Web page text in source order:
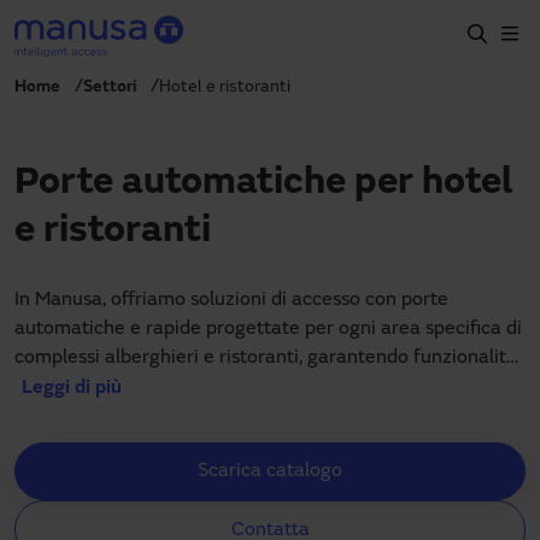
Salta al contenuto principale
Progetti
Chi siamo
+39 035 0403069
italia@manusa.com
Home Settori Hotel e ristoranti
Porte automatiche per hotel
e ristoranti
In Manusa, offriamo soluzioni di accesso con porte
automatiche e rapide progettate per ogni area specifica di
complessi alberghieri e ristoranti, garantendo funzionalità,
accessibilità ed estetica in ogni spazio.
Per il settore alberghiero, le nostre porte automatiche
coprono tutte le esigenze: dall’ingresso principale fino alla
settorizzazione degli interni e alle aree ad accesso
ristretto. Queste soluzioni di controllo accessi garantiscono
Leggi di più
Scarica catalogo
Contatta